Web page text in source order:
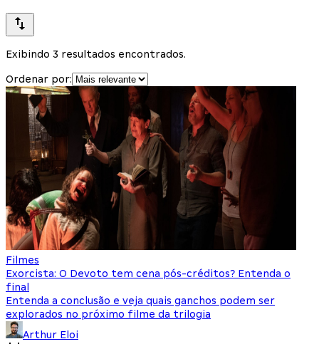
Exibindo 3 resultados encontrados.
Ordenar por:
Filmes
Exorcista: O Devoto tem cena pós-créditos? Entenda o
final
Entenda a conclusão e veja quais ganchos podem ser
explorados no próximo filme da trilogia
Arthur Eloi